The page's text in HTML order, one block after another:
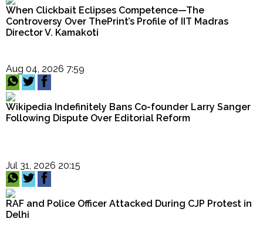
When Clickbait Eclipses Competence—The
Controversy Over ThePrint’s Profile of IIT Madras
Director V. Kamakoti
Aug 04, 2026 7:59
Wikipedia Indefinitely Bans Co-founder Larry Sanger
Following Dispute Over Editorial Reform
Jul 31, 2026 20:15
RAF and Police Officer Attacked During CJP Protest in
Delhi